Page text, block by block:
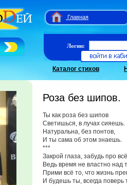
Главная
Логин:
Каталог стихов
Роза без шипов.
Ты как роза без шипов
Светишься, в лучах сияешь.
Натуральна, без понтов,
И ты сама об этом знаешь.
***
Закрой глаза, забудь про
Ведь время не властно над
Прими всё то, что жизнь
И будешь ты, всегда поверь